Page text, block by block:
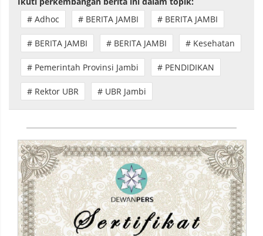
# Adhoc
# BERITA JAMBI # BERITA JAMBI
# BERITA JAMBI # BERITA JAMBI # Kesehatan
# Pemerintah Provinsi Jambi # PENDIDIKAN
# Rektor UBR # UBR Jambi